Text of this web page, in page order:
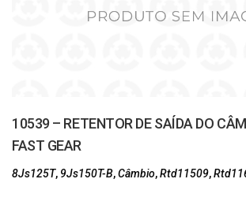
10539 – RETENTOR DE SAÍDA DO
FAST GEAR
8Js125T, 9Js150T-B,Câmbio,Rtd11509,